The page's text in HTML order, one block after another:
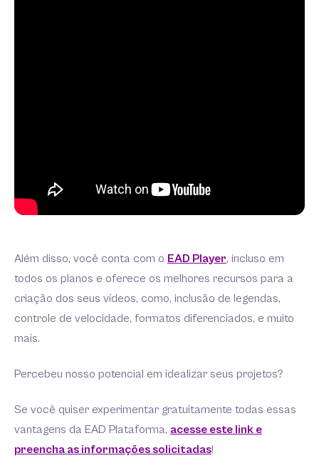
Além disso, você conta com o EAD Player, incluso em
todos os planos e oferece os melhores recursos para a
criação dos seus vídeos, como, inclusão de legendas,
controle de velocidade, formatos diferenciados, e muito
mais.
Percebeu nosso potencial em idealizar seus projetos?
Se você quiser experimentar gratuitamente todas essas
vantagens da EAD Plataforma, acesse este link e
preencha as informações solicitadas!